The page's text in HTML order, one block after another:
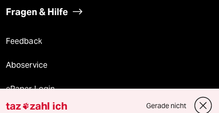
Fragen & Hilfe
Feedback
Aboservice
ePaper Login
taz zahl ich Gerade nicht